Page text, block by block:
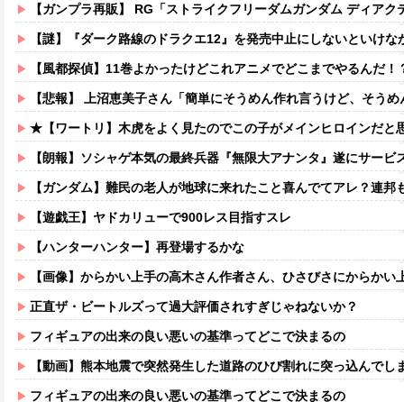
【ガンプラ再販】 RG「ストライクフリーダムガンダム ディアクティブ
【謎】『ダーク路線のドラクエ12』を発売中止にしないといけなかった理由ってガチ
【風都探偵】11巻よかったけどこれアニメでどこまでやるんだ！
【悲報】 上沼恵美子さん「簡単にそうめん作れ言うけど、そう
★【ワートリ】木虎をよく見たのでこの子がメインヒロインだと思ってたら、
【朗報】ソシャゲ本気の最終兵器『無限大アナンタ』遂にサー
【ガンダム】難民の老人が地球に来れたこと喜んでてアレ？連邦もやっ
【遊戯王】ヤドカリューで900レス目指すスレ
【ハンターハンター】再登場するかな
【画像】からかい上手の高木さん作者さん、ひさびさにからかい上手の高木
正直ザ・ビートルズって過大評価されすぎじゃねないか？
フィギュアの出来の良い悪いの基準ってどこで決まるの
【動画】熊本地震で突然発生した道路のひび割れに突っ込んでし
フィギュアの出来の良い悪いの基準ってどこで決まるの